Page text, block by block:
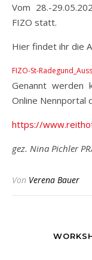
Vom 28.-29.05.2021 findet in St. Radegund die heurige
FIZO statt.
Hier findet ihr die
FIZO-St-
Genannt werden
Online Nennportal
https://
gez. Nina Pichler
Von Verena Bauer